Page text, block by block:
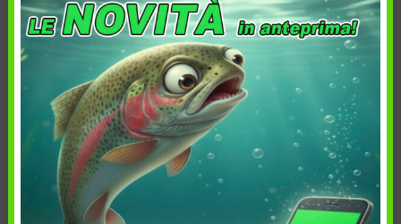
Colore:
Sesame Salt Red Glow
Azione artificiale:
SR F
Esaurito
Colore:
Topping food
Azione artificiale:
Dr F
Esaurito